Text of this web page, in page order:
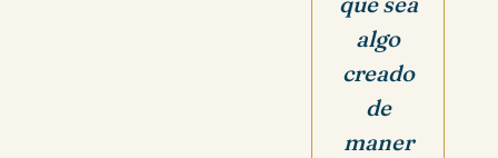
algo
creado
de
maner